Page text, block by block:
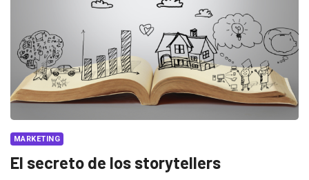
MARKETING
El secreto de los storytellers